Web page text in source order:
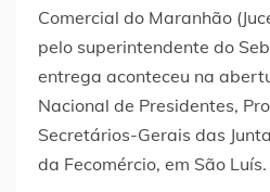
Comercial do Maranhão
pelo superintendente do
entrega aconteceu na
Nacional de Presidentes,
Secretários-Gerais das
da Fecomércio, em São Luís.